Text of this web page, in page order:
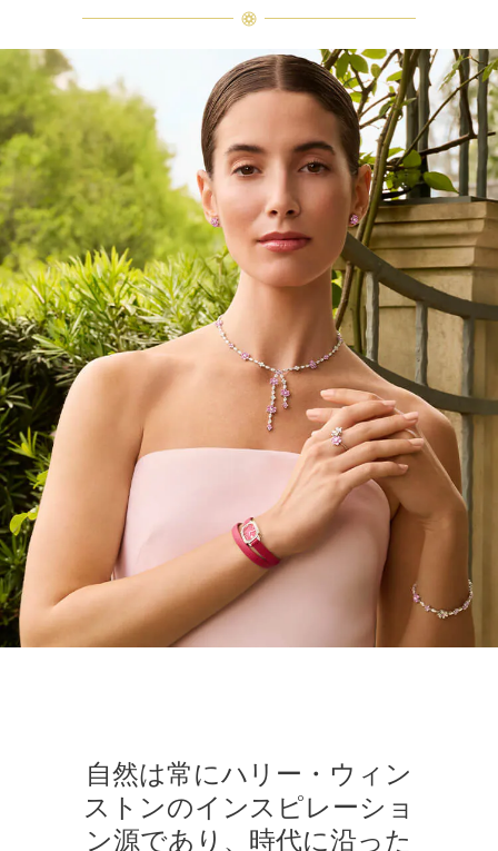
ウィンストンによって厳選された最
高品質のダイヤモンド及びジェムス
トーンは、ひとつひとつが唯一無二
の個性を有する天然の素材であるた
め、同製品間においてカラットおよ
び石数、クオリティ等が僅かに異な
る場合があります。ご不明な点は、
クライアントインフォメーションま
でお問合せ下さい。
自然は常にハリー・ウィン
ストンのインスピレーショ
ン源であり、時代に沿った